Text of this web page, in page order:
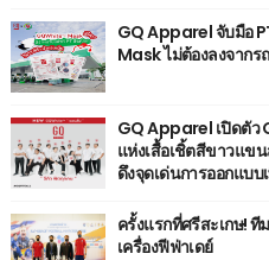
GQ Apparel จับมือ
Mask ไม่ต้องลงจากร
GQ Apparel เปิดตั
แห่งเสื้อเชิ้ตสีขาวแข
ดึงจุดเด่นการออกแบ
ครั้งแรกที่ศรีสะเกษ!
เครื่องฟีฟ่าเดย์